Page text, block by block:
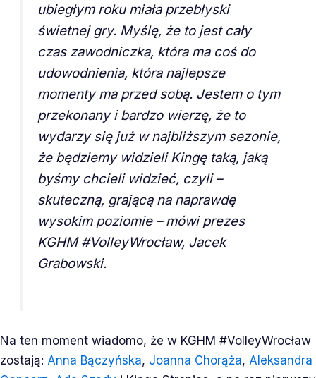
ubiegłym roku miała przebłyski
świetnej gry. Myślę, że to jest cały
czas zawodniczka, która ma coś do
udowodnienia, która najlepsze
momenty ma przed sobą. Jestem o tym
przekonany i bardzo wierzę, że to
wydarzy się już w najbliższym sezonie,
że będziemy widzieli Kingę taką, jaką
byśmy chcieli widzieć, czyli –
skuteczną, grającą na naprawdę
wysokim poziomie– mówi prezes
KGHM #VolleyWrocław, Jacek
Grabowski.
Na ten moment wiadomo, że w KGHM #VolleyWrocław
zostają: Anna Bączyńska, Joanna Chorąża, Aleksandra